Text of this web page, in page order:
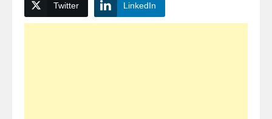
Twitter LinkedIn